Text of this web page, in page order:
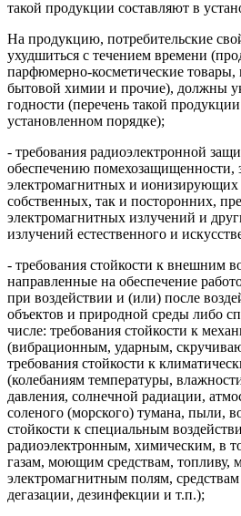
такой продукции составляют в
На продукцию, потребительские
ухудшиться с течением времени
парфюмерно-косметические товары,
бытовой химии и прочие), должны
годности (перечень такой
установленном порядке);
- требования радиоэлектронной
обеспечению помехозащищенности,
электромагнитных и ионизирующих
собственных, так и посторонних,
электромагнитных излучений и
излучений естественного и
- требования стойкости к внешним
направленные на обеспечение
при воздействии и (или) после
объектов и природной среды либо
числе: требования стойкости к
(вибрационным, ударным,
требования стойкости к
(колебаниям температуры,
давления, солнечной радиации,
соленого (морского) тумана, пыли,
стойкости к специальным
радиоэлектронным, химическим, в
газам, моющим средствам, топливу,
электромагнитным полям, средствам
дегазации, дезинфекции и т.п.);